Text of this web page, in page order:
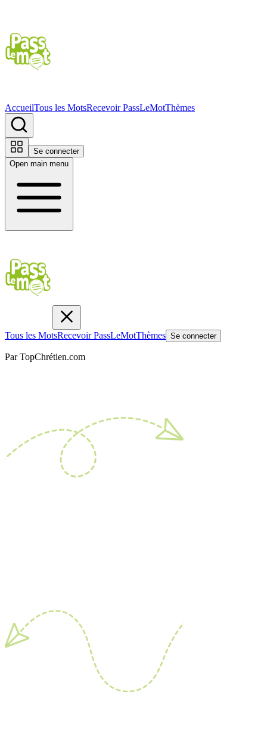
AccueilTous les MotsRecevoir PassLeMotThèmes
Se connecter
Open main menu
Tous les MotsRecevoir PassLeMotThèmes Se connecter
Par TopChrétien.com